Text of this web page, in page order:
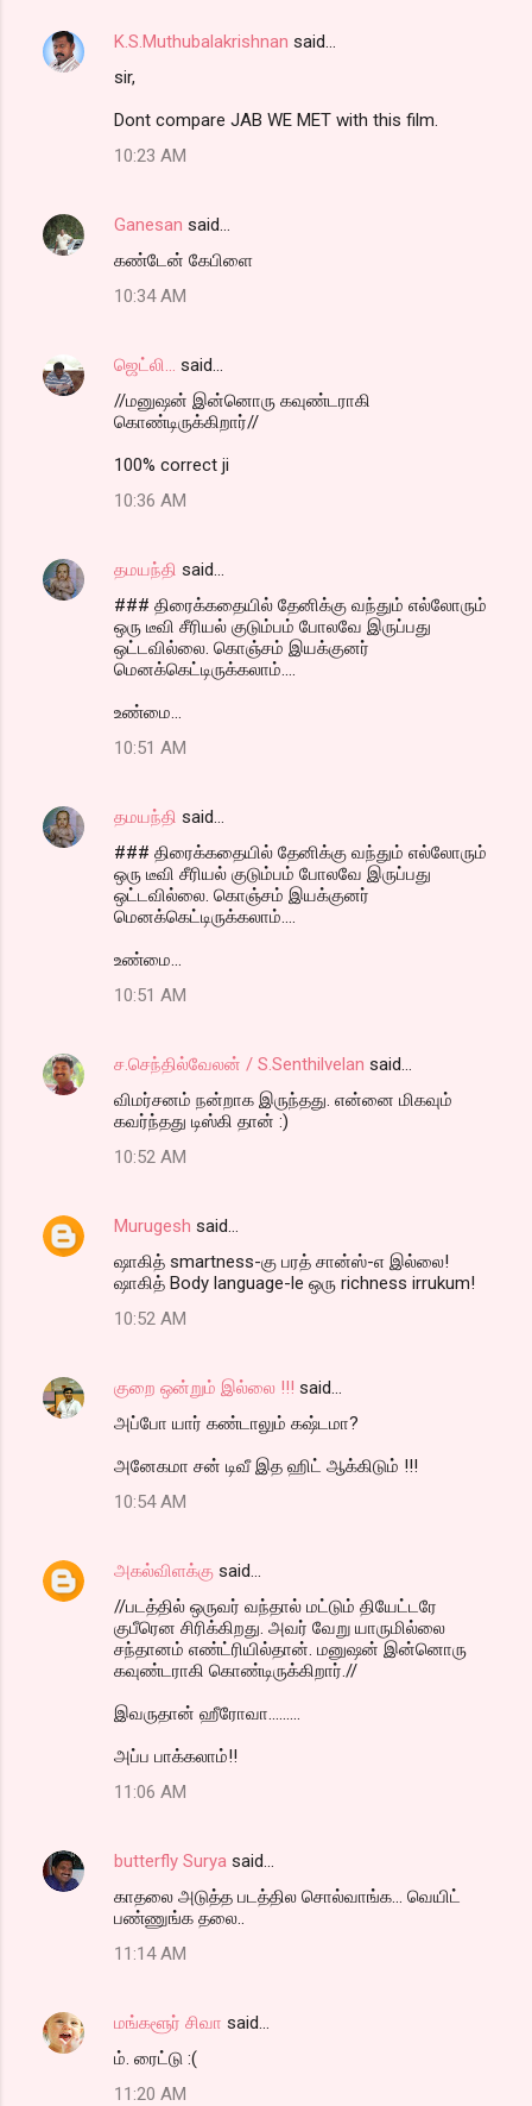
e
K.S.Muthubalakrishnan said…
sir,
Dont compare JAB WE MET with this film.
10:23 AM
Ganesan said…
கண்டேன் கேபிளை
10:34 AM
ஜெட்லி...
said…
//மனுஷன் இன்னொரு கவுண்டராகி
கொண்டிருக்கிறார்//
100% correct ji
10:36 AM
தமயந்தி said…
### திரைக்கதையில் தேனிக்கு வந்தும் எல்லோரும்
ஒரு டீவி சீரியல் குடும்பம் போலவே இருப்பது
ஒட்டவில்லை. கொஞ்சம் இயக்குனர்
மெனக்கெட்டிருக்கலாம்....
உண்மை...
10:51 AM
தமயந்தி said…
### திரைக்கதையில் தேனிக்கு வந்தும் எல்லோரும்
ஒரு டீவி சீரியல் குடும்பம் போலவே இருப்பது
ஒட்டவில்லை. கொஞ்சம் இயக்குனர்
மெனக்கெட்டிருக்கலாம்....
உண்மை...
10:51 AM
ச.செந்தில்வேலன் / S.Senthilvelan said…
விமர்சனம் நன்றாக இருந்தது. என்னை மிகவும்
கவர்ந்தது டிஸ்கி தான் :)
10:52 AM
Murugesh said…
ஷாகித் smartness-கு பரத் சான்ஸ்-எ இல்லை!
ஷாகித் Body language-le ஒரு richness irrukum!
10:52 AM
குறை ஒன்றும் இல்லை !!! said…
அப்போ யார் கண்டாலும் கஷ்டமா?
அனேகமா சன் டிவீ இத ஹிட் ஆக்கிடும் !!!
10:54 AM
அகல்விளக்கு said…
//படத்தில் ஒருவர் வந்தால் மட்டும் தியேட்டரே
குபீரென சிரிக்கிறது. அவர் வேறு யாருமில்லை
சந்தானம் எண்ட்ரியில்தான். மனுஷன் இன்னொரு
கவுண்டராகி கொண்டிருக்கிறார்.//
இவருதான் ஹீரோவா.........
அப்ப பாக்கலாம்!!
11:06 AM
butterfly Surya said…
காதலை அடுத்த படத்தில சொல்வாங்க... வெயிட்
பண்ணுங்க தலை..
11:14 AM
மங்களூர் சிவா said…
ம். ரைட்டு :(
11:20 AM